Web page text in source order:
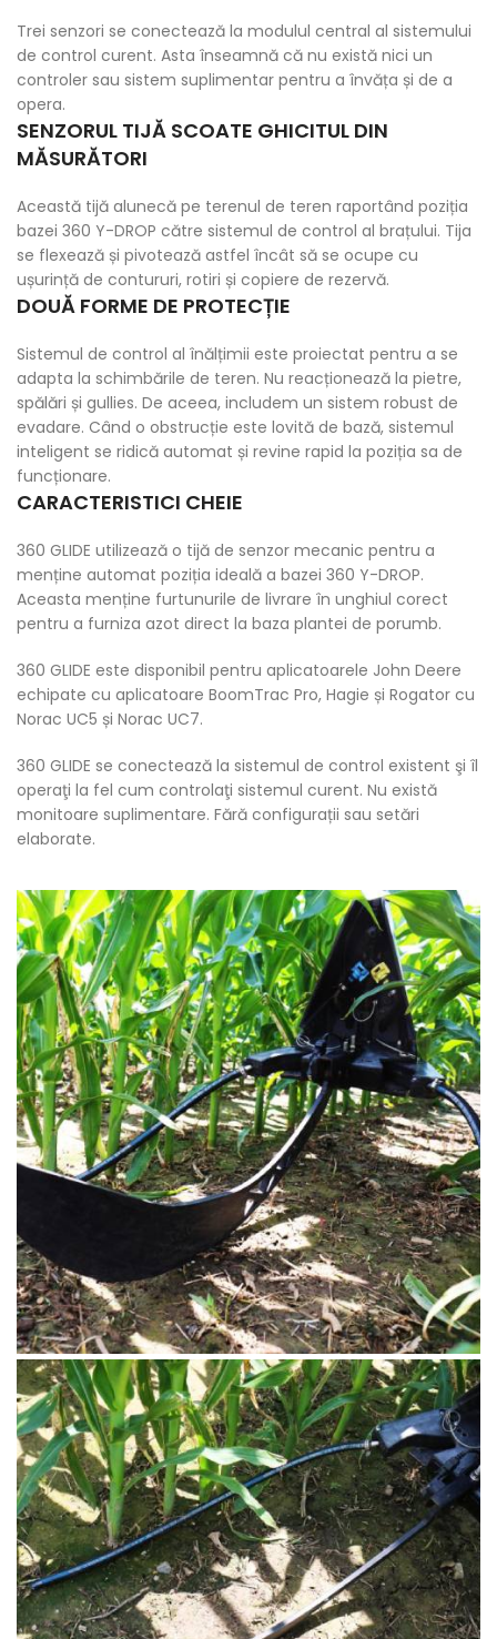
Trei senzori se conectează la modulul central al sistemului
de control curent. Asta înseamnă că nu există nici un
controler sau sistem suplimentar pentru a învăța și de a
opera.
SENZORUL TIJĂ SCOATE GHICITUL DIN
MĂSURĂTORI
Această tijă alunecă pe terenul de teren raportând poziția
bazei 360 Y-DROP către sistemul de control al brațului. Tija
se flexează și pivotează astfel încât să se ocupe cu
ușurință de contururi, rotiri și copiere de rezervă.
DOUĂ FORME DE PROTECȚIE
Sistemul de control al înălțimii este proiectat pentru a se
adapta la schimbările de teren. Nu reacționează la pietre,
spălări și gullies. De aceea, includem un sistem robust de
evadare. Când o obstrucție este lovită de bază, sistemul
inteligent se ridică automat și revine rapid la poziția sa de
funcționare.
CARACTERISTICI CHEIE
360 GLIDE utilizează o tijă de senzor mecanic pentru a
menține automat poziția ideală a bazei 360 Y-DROP.
Aceasta menține furtunurile de livrare în unghiul corect
pentru a furniza azot direct la baza plantei de porumb.
360 GLIDE este disponibil pentru aplicatoarele John Deere
echipate cu aplicatoare BoomTrac Pro, Hagie și Rogator cu
Norac UC5 și Norac UC7.
360 GLIDE se conectează la sistemul de control existent şi îl
operaţi la fel cum controlaţi sistemul curent. Nu există
monitoare suplimentare. Fără configurații sau setări
elaborate.